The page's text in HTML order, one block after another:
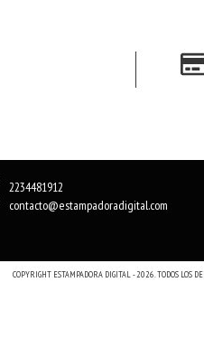
2234481912
contacto@estampadoradigital.com
COPYRIGHT ESTAMPADORA DIGITAL - 2026. TODOS LOS